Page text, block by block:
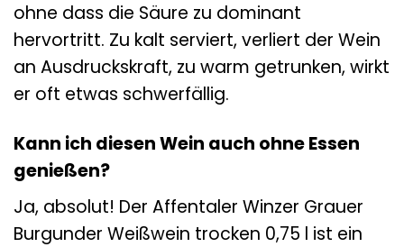
ohne dass die Säure zu dominant
hervortritt. Zu kalt serviert, verliert der Wein
an Ausdruckskraft, zu warm getrunken, wirkt
er oft etwas schwerfällig.
Kann ich diesen Wein auch ohne Essen
genießen?
Ja, absolut! Der Affentaler Winzer Grauer
Burgunder Weißwein trocken 0,75 l ist ein